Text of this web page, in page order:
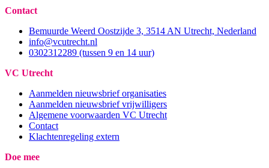
Contact
Bemuurde Weerd Oostzijde 3, 3514 AN Utrecht, Nederland
info@vcutrecht.nl
0302312289 (tussen 9 en 14 uur)
VC Utrecht
Aanmelden nieuwsbrief organisaties
Aanmelden nieuwsbrief vrijwilligers
Algemene voorwaarden VC Utrecht
Contact
Klachtenregeling extern
Doe mee